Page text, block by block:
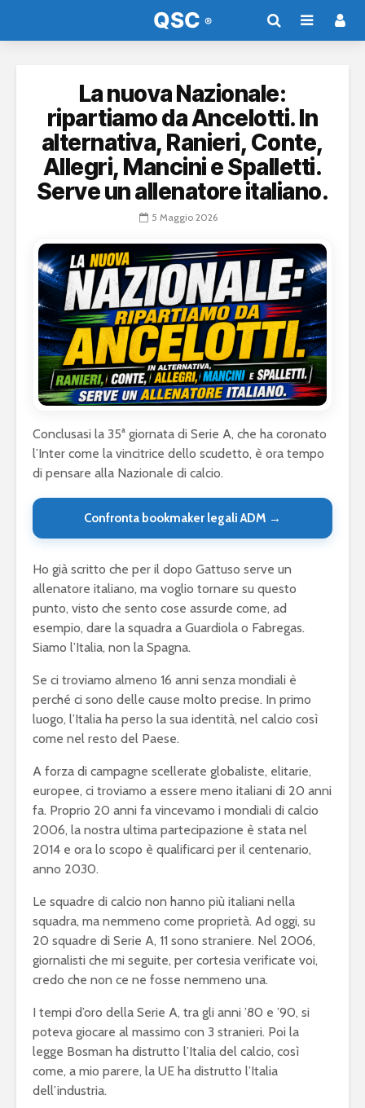
La nuova Nazionale:
ripartiamo da Ancelotti. In
alternativa, Ranieri, Conte,
Allegri, Mancini e Spalletti.
Serve un allenatore italiano.
5 Maggio 2026
Conclusasi la 35ª giornata di Serie A, che ha coronato
l’Inter come la vincitrice dello scudetto, è ora tempo
di pensare alla Nazionale di calcio.
Confronta bookmaker legali ADM →
Ho già scritto che per il dopo Gattuso serve un
allenatore italiano, ma voglio tornare su questo
punto, visto che sento cose assurde come, ad
esempio, dare la squadra a Guardiola o Fabregas.
Siamo l’Italia, non la Spagna.
Se ci troviamo almeno 16 anni senza mondiali è
perché ci sono delle cause molto precise. In primo
luogo, l’Italia ha perso la sua identità, nel calcio così
come nel resto del Paese.
A forza di campagne scellerate globaliste, elitarie,
europee, ci troviamo a essere meno italiani di 20 anni
fa. Proprio 20 anni fa vincevamo i mondiali di calcio
2006, la nostra ultima partecipazione è stata nel
2014 e ora lo scopo è qualificarci per il centenario,
anno 2030.
Le squadre di calcio non hanno più italiani nella
squadra, ma nemmeno come proprietà. Ad oggi, su
20 squadre di Serie A, 11 sono straniere. Nel 2006,
giornalisti che mi seguite, per cortesia verificate voi,
credo che non ce ne fosse nemmeno una.
I tempi d’oro della Serie A, tra gli anni ’80 e ’90, si
poteva giocare al massimo con 3 stranieri. Poi la
legge Bosman ha distrutto l’Italia del calcio, così
come, a mio parere, la UE ha distrutto l’Italia
dell’industria.